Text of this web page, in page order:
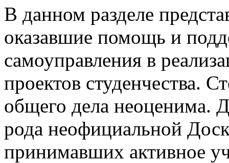
В данном разделе
оказавшие помощь и
самоуправления в
проектов студенчества.
общего дела неоценима.
рода неофициальной
принимавших активное